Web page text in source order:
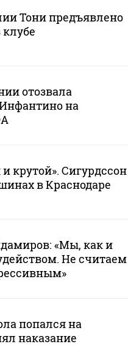
Тони предъявлено
отозвала
на
крутой». Сигурдссон
в Краснодаре
«Мы, как и
Не считаем
попался на
наказание